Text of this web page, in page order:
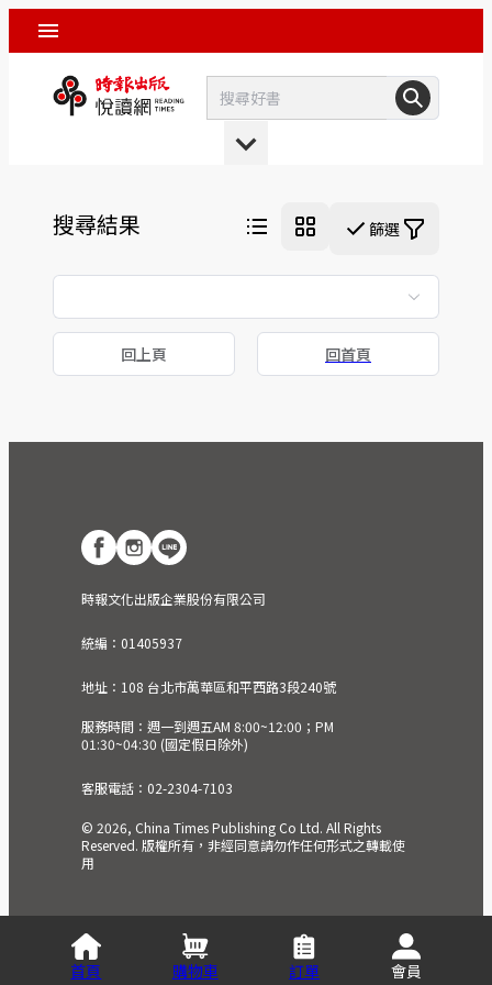
搜尋結果 篩選
回上頁 回首頁
時報文化出版企業股份有限公司
統編：01405937
地址：108 台北市萬華區和平西路3段240號
服務時間：週一到週五AM 8:00~12:00；PM
01:30~04:30 (國定假日除外)
客服電話：02-2304-7103
© 2026, China Times Publishing Co Ltd. All Rights
Reserved. 版權所有，非經同意請勿作任何形式之轉載使
用
首頁 購物車 訂單 會員